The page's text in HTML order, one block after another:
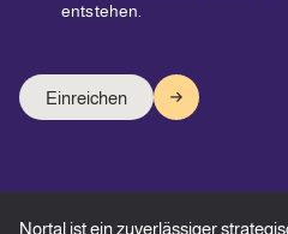
entstehen.
Nortal ist ein zuverlässiger